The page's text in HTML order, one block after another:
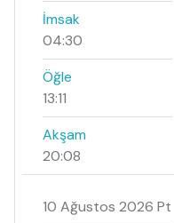
İmsak
04:30
Öğle
13:11
Akşam
20:08
10 Ağustos 2026 Pt